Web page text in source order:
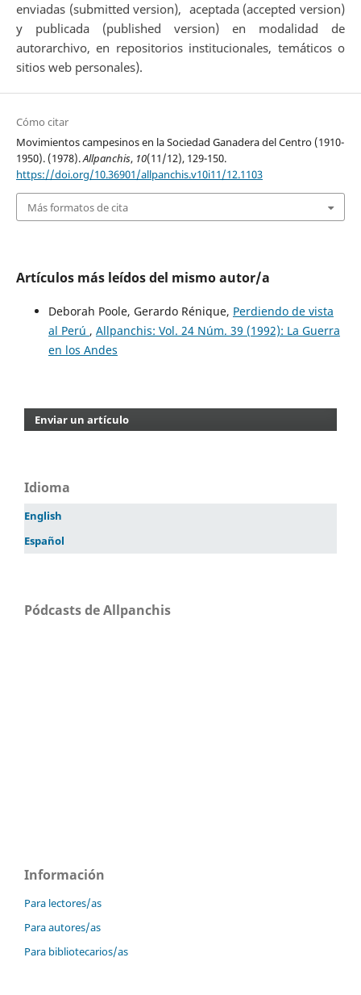
enviadas (submitted version), aceptada (accepted version)
y publicada (published version) en modalidad de
autorarchivo, en repositorios institucionales, temáticos o
sitios web personales).
Cómo citar
Movimientos campesinos en la Sociedad Ganadera del Centro (1910-
1950). (1978).Allpanchis, 10(11/12), 129-150.
https://doi.org/10.36901/allpanchis.v10i11/12.1103
Más formatos de cita
Artículos más leídos del mismo autor/a
Deborah Poole, Gerardo Rénique, Perdiendo de vista
al Perú , Allpanchis: Vol. 24 Núm. 39 (1992): La Guerra
en los Andes
Enviar un artículo
Idioma
English
Español
Pódcasts de Allpanchis
Información
Para lectores/as
Para autores/as
Para bibliotecarios/as